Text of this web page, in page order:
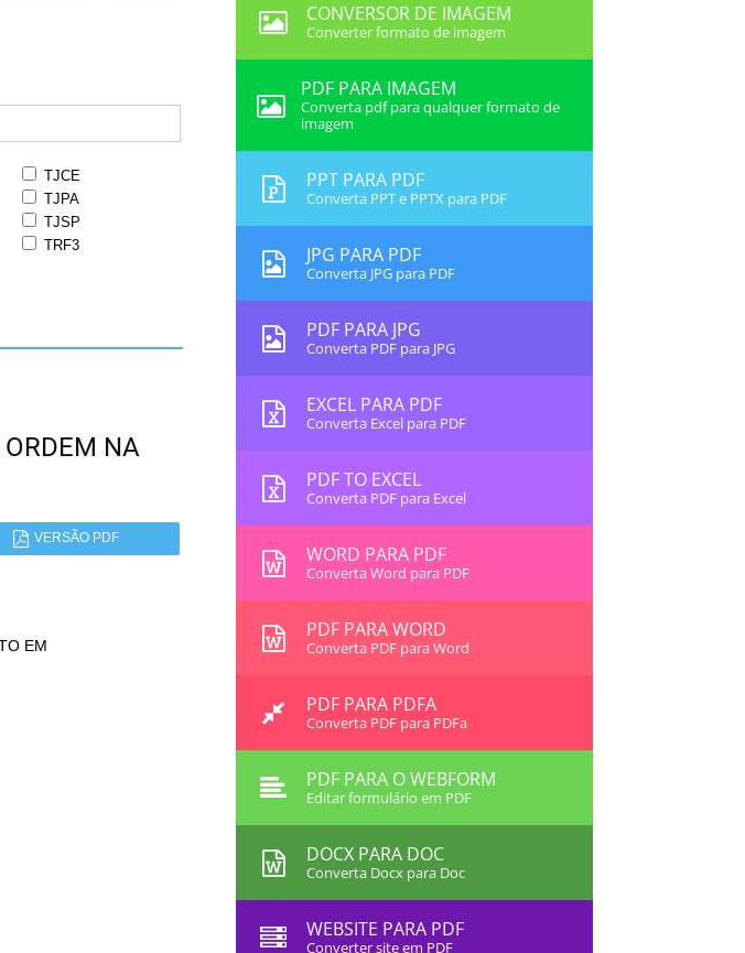
TJCE
TJPA
TJSP
TRF3
NA
VERSÃO PDF
CONVERSOR DE IMAGEM
Converter formato de imagem
PDF PARA IMAGEM
Converta pdf para qualquer formato de
imagem
PPT PARA PDF
Converta PPT e PPTX para PDF
JPG PARA PDF
Converta JPG para PDF
PDF PARA JPG
Converta PDF para JPG
EXCEL PARA PDF
Converta Excel para PDF
PDF TO EXCEL
Converta PDF para Excel
WORD PARA PDF
Converta Word para PDF
PDF PARA WORD
Converta PDF para Word
PDF PARA PDFA
Converta PDF para PDFa
PDF PARA O WEBFORM
Editar formulário em PDF
DOCX PARA DOC
Converta Docx para Doc
WEBSITE PARA PDF
Converter site em PDF